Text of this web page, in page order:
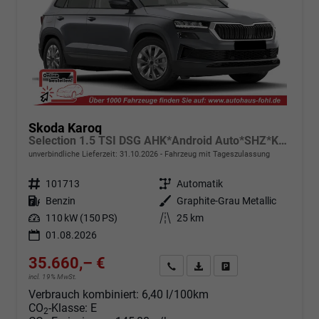
Skoda Karoq
Selection 1.5 TSI DSG AHK*Android Auto*SHZ*Kamera*Keyless*PDC v/h*Klimaauto*SUNSET*LED
unverbindliche Lieferzeit: 31.10.2026 Fahrzeug mit Tageszulassung
Fahrzeugnr. 101713 Getriebe Automatik
Kraftstoff Benzin Außenfarbe
Graphite-Grau Metallic
Leistung 110 kW (150 PS) Kilometerstand 25 km
01.08.2026
35.660,– €
incl. 19% MwSt.
Angebot anfordern
Fahrzeugexpose (PDF)
Verbrauch kombiniert: 6,40 l/100km
CO2-Klasse: E